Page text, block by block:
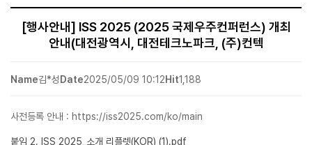
[행사안내] ISS 2025 (2025 국제우주컨퍼런스) 개최
안내(대전광역시, 대전테크노파크, (주)컨텍
Name김*성 Date2025/05/09 10:12Hit1,188
사전등록 안내 : https://iss2025.com/ko/main
붙임 2. ISS 2025_소개 리플렛(KOR) (1).pdf